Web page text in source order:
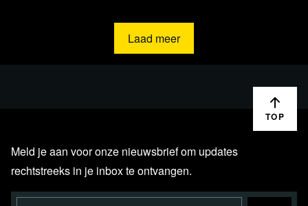
Als alternatief kunnen de blckbx today-uitzendingen
Laad meer
TOP
Meld je aan voor onze nieuwsbrief om updates
rechtstreeks in je inbox te ontvangen.